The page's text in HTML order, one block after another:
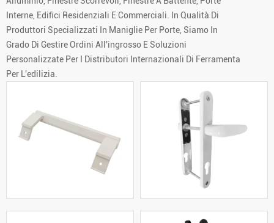
Interne, Edifici Residenziali E Commerciali. In Qualità Di
Produttori Specializzati In Maniglie Per Porte, Siamo In
Grado Di Gestire Ordini All'ingrosso E Soluzioni
Personalizzate Per I Distributori Internazionali Di Ferramenta
Per L'edilizia.